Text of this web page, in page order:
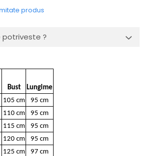
produs
potriveste ?
Bust
Lungime
105 cm
95 cm
110 cm
95 cm
115 cm
95 cm
120 cm
95 cm
125 cm
97 cm